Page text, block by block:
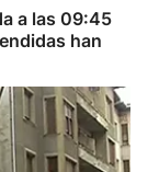
a las 09:45
han